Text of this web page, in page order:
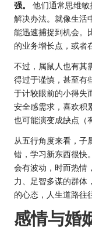
强。
他们通常思维
解决办法。就像生活
能迅速捕捉到机会。
的业务增长点，或者
不过，属鼠人也有其
得过于谨慎，甚至有
于计较眼前的小得失
安全感需求，喜欢积
也可能演变成缺点（
从五行角度来看，子
错，学习新东西很快
会有波动，时而热情
力、足智多谋的群体
的心态，人生道路往
感情与婚